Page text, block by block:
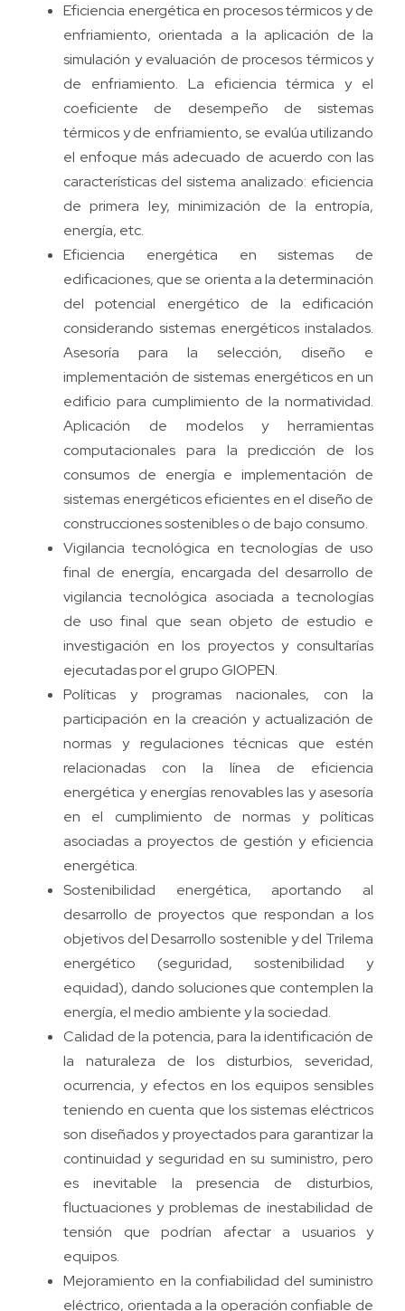
Eficiencia energética en procesos térmicos y de
enfriamiento, orientada a la aplicación de la
simulación y evaluación de procesos térmicos y
de enfriamiento. La eficiencia térmica y el
coeficiente de desempeño de sistemas
térmicos y de enfriamiento, se evalúa utilizando
el enfoque más adecuado de acuerdo con las
características del sistema analizado: eficiencia
de primera ley, minimización de la entropía,
energía, etc.
Eficiencia energética en sistemas de
edificaciones, que se orienta a la determinación
del potencial energético de la edificación
considerando sistemas energéticos instalados.
Asesoría para la selección, diseño e
implementación de sistemas energéticos en un
edificio para cumplimiento de la normatividad.
Aplicación de modelos y herramientas
computacionales para la predicción de los
consumos de energía e implementación de
sistemas energéticos eficientes en el diseño de
construcciones sostenibles o de bajo consumo.
Vigilancia tecnológica en tecnologías de uso
final de energía, encargada del desarrollo de
vigilancia tecnológica asociada a tecnologías
de uso final que sean objeto de estudio e
investigación en los proyectos y consultarías
ejecutadas por el grupo GIOPEN.
Políticas y programas nacionales, con la
participación en la creación y actualización de
normas y regulaciones técnicas que estén
relacionadas con la línea de eficiencia
energética y energías renovables las y asesoría
en el cumplimiento de normas y políticas
asociadas a proyectos de gestión y eficiencia
energética.
Sostenibilidad energética, aportando al
desarrollo de proyectos que respondan a los
objetivos del Desarrollo sostenible y del Trilema
energético (seguridad, sostenibilidad y
equidad), dando soluciones que contemplen la
energía, el medio ambiente y la sociedad.
Calidad de la potencia, para la identificación de
la naturaleza de los disturbios, severidad,
ocurrencia, y efectos en los equipos sensibles
teniendo en cuenta que los sistemas eléctricos
son diseñados y proyectados para garantizar la
continuidad y seguridad en su suministro, pero
es inevitable la presencia de disturbios,
fluctuaciones y problemas de inestabilidad de
tensión que podrían afectar a usuarios y
equipos.
Mejoramiento en la confiabilidad del suministro
eléctrico, orientada a la operación confiable de